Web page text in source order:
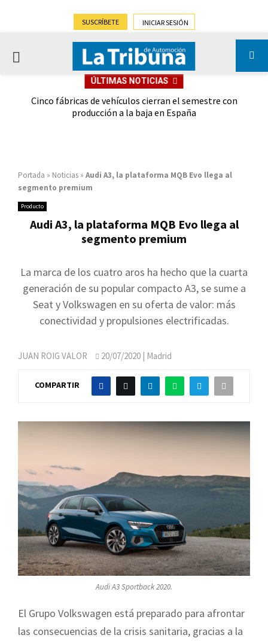
SUSCRÍBETE INICIAR SESIÓN
PRIMARY
ÚLTIMAS NOTICIAS
Cinco fábricas de vehículos cierran el semestre con
producción a la baja en España
Portada » Noticias » Audi A3, la plataforma MQB Evo llega al
segmento premium
Producto
Audi A3, la plataforma MQB Evo llega al
segmento premium
La marca de los cuatro aros ha hecho que la cuarta
generación de su popular compacto A3, se sume a
Seat y Volkswagen en su oferta de valor: más
conectividad y propulsiones electrificadas.
JUAN ROIG VALOR 20/07/2020 | Madrid
COMPARTIR
Audi A3 Sportback 2020.
El Grupo Volkswagen está preparado para afrontar
las consecuencias de la crisis sanitaria, gracias a la